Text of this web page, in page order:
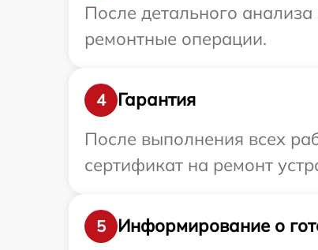
После детального
ремонтные операции.
4
Гарантия
После выполнения всех
сертификат на ремонт
5
Информирование о